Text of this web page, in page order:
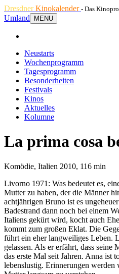
DresdnerKinokalender - Das
Umland
MENU
Neustarts
Wochenprogramm
Tagesprogramm
Besonderheiten
Festivals
Kinos
Aktuelles
Kolumne
La prima cosa
Komödie, Italien 2010, 116 min
Livorno 1971: Was bedeutet es,
Mutter zu haben, der die Männer
achtjährigen Bruno ist es
Badestrand dann noch bei einem
Italiens gekürt wird, kocht auch
kommt zum großen Eklat. Die
führt ein eher langweiliges Leben.
gelassen. Als er erfährt, dass seine
das erste Mal seit Jahren. Anna ist
lebenslustig. Erinnerungen